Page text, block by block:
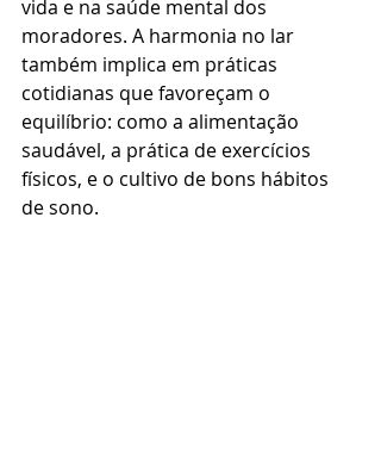
vida e na saúde mental dos
moradores. A harmonia no lar
também implica em práticas
cotidianas que favoreçam o
equilíbrio: como a alimentação
saudável, a prática de exercícios
físicos, e o cultivo de bons hábitos
de sono.